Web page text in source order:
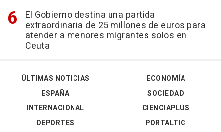
El Gobierno destina una partida
extraordinaria de 25 millones de euros para
atender a menores migrantes solos en
Ceuta
ÚLTIMAS NOTICIAS
ESPAÑA
INTERNACIONAL
DEPORTES
ECONOMÍA
SOCIEDAD
CIENCIAPLUS
PORTALTIC